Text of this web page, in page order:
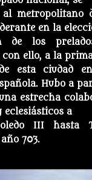
metropolitano
en la
de los
con ello, a la
de esta ciudad
Hubo a
estrecha
a
III hasta
703.